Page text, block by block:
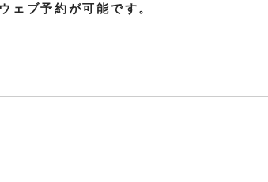
ェブ予約が可能です。